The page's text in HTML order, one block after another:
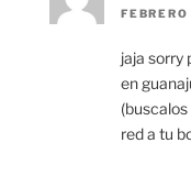
jaja sorry
en
red a tu